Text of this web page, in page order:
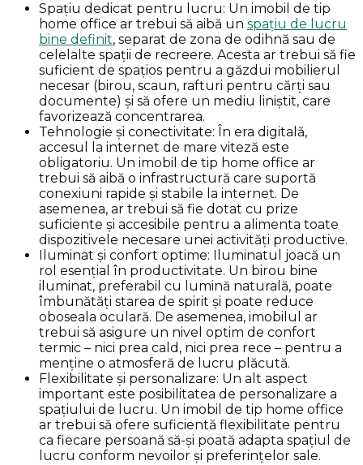
Spațiu dedicat pentru lucru: Un imobil de tip
home office ar trebui să aibă un spațiu de lucru
bine definit, separat de zona de odihnă sau de
celelalte spații de recreere. Acesta ar trebui să fie
suficient de spațios pentru a găzdui mobilierul
necesar (birou, scaun, rafturi pentru cărți sau
documente) și să ofere un mediu liniștit, care
favorizează concentrarea.
Tehnologie și conectivitate: În era digitală,
accesul la internet de mare viteză este
obligatoriu. Un imobil de tip home office ar
trebui să aibă o infrastructură care suportă
conexiuni rapide și stabile la internet. De
asemenea, ar trebui să fie dotat cu prize
suficiente și accesibile pentru a alimenta toate
dispozitivele necesare unei activități productive.
Iluminat și confort optime: Iluminatul joacă un
rol esențial în productivitate. Un birou bine
iluminat, preferabil cu lumină naturală, poate
îmbunătăți starea de spirit și poate reduce
oboseala oculară. De asemenea, imobilul ar
trebui să asigure un nivel optim de confort
termic – nici prea cald, nici prea rece – pentru a
menține o atmosferă de lucru plăcută.
Flexibilitate și personalizare: Un alt aspect
important este posibilitatea de personalizare a
spațiului de lucru. Un imobil de tip home office
ar trebui să ofere suficientă flexibilitate pentru
ca fiecare persoană să-și poată adapta spațiul de
lucru conform nevoilor și preferințelor sale.